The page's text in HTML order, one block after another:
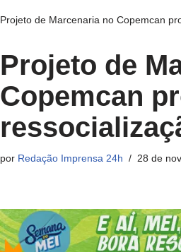
Projeto de Marcenaria no Copemcan
Projeto de
Copemcan
por Redação Imprensa 24h 28 de